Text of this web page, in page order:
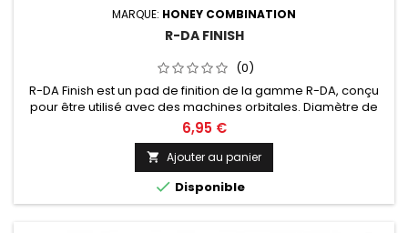
MARQUE: HONEY COMBINATION
R-DA FINISH
(0)
R-DA Finish est un pad de finition de la gamme R-DA, conçu
pour être utilisé avec des machines orbitales. Diamètre de
75 ou 125mm au choix.
6,95 €
 Ajouter au panier
 Disponible